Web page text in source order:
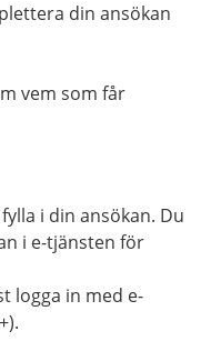
din ansökan
vem som får
i din ansökan. Du
i e-tjänsten för
logga in med e-